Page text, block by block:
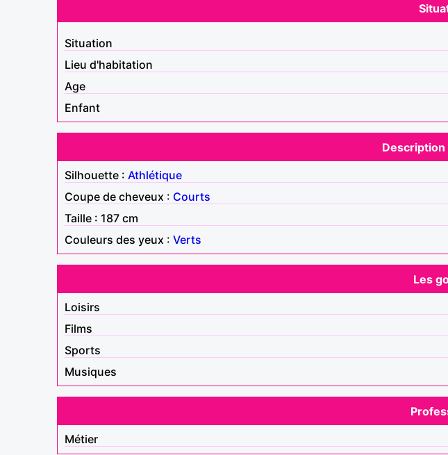
Situation
Lieu d'habitation
Age
Enfant
Silhouette : Athlétique
Coupe de cheveux : Courts
Taille : 187 cm
Couleurs des yeux : Verts
Les
Loisirs
Films
Sports
Musiques
Métier